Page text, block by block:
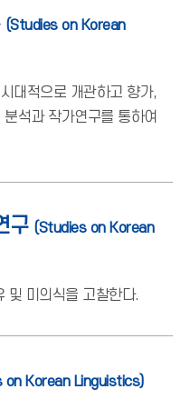
(Studies on Korean
대적으로 개관하고 향가,
석과 작가연구를 통하여
구 (Studies on Korean
및 미의식을 고찰한다.
on Korean Linguistics)